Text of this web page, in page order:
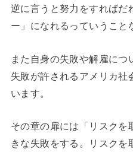
逆に言うと努力をすればだ
ー」になれるっていうこと
また自身の失敗や解雇につ
失敗が許されるアメリカ
います。
その章の扉には「リスク
きな失敗をする。リスク